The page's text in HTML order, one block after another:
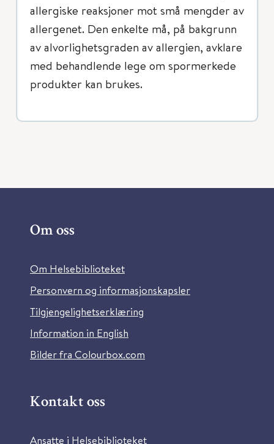
allergiske reaksjoner mot små mengder av
allergenet. Den enkelte må, på bakgrunn
av alvorlighetsgraden av allergien, avklare
med behandlende lege om spormerkede
produkter kan brukes.
Om oss
Om Helsebiblioteket
Personvern og informasjonskapsler
Tilgjengelighetserklæring
Information in English
Bilder fra Colourbox.com
Kontakt oss
Ansatte i Helsebiblioteket